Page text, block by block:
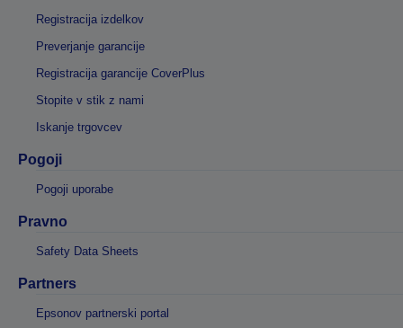
Registracija izdelkov
Preverjanje garancije
Registracija garancije CoverPlus
Stopite v stik z nami
Iskanje trgovcev
Pogoji
Pogoji uporabe
Pravno
Safety Data Sheets
Partners
Epsonov partnerski portal